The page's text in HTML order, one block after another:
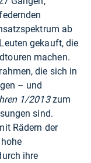
ab
gekauft, die
machen.
die sich in
– und
1/2013zum
sind.
Rädern der
ihre